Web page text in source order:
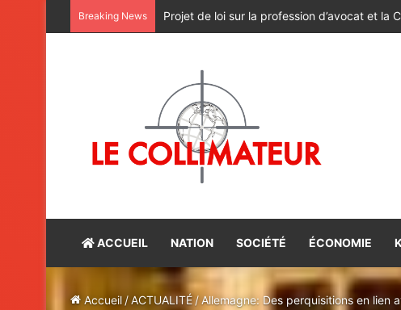
Breaking News Le bûcher et le palimpseste
ACCUEIL NATION SOCIÉTÉ ÉCONOMIE
Accueil /ACTUALITÉ / Allemagne: Des perquisitions en lien